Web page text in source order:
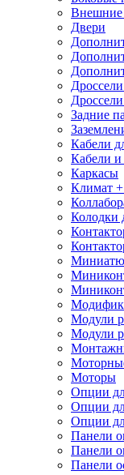
Внешние
Двери
Задние
Кабели
Кабели и
Каркасы
Климат
Колодки
Модули
Модули
Моторы
Опции
Опции
Опции
Панели
Панели
Панели